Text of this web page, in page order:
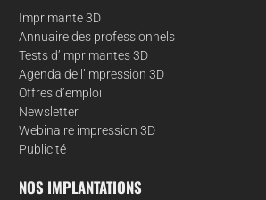
Imprimante 3D
Annuaire des professionnels
Tests d’imprimantes 3D
Agenda de l’impression 3D
Offres d’emploi
Newsletter
Webinaire impression 3D
Publicité
NOS IMPLANTATIONS